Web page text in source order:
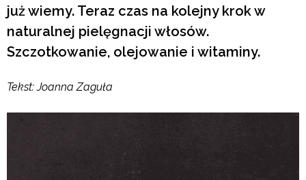
już wiemy. Teraz czas na kolejny krok w
naturalnej pielęgnacji włosów.
Szczotkowanie, olejowanie i witaminy.
Tekst: Joanna Zaguła